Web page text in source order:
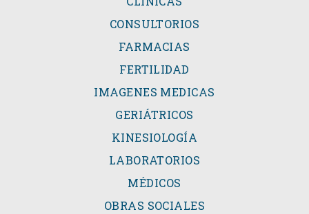
CONSULTORIOS
FARMACIAS
FERTILIDAD
IMAGENES MEDICAS
GERIÁTRICOS
KINESIOLOGÍA
LABORATORIOS
MÉDICOS
OBRAS SOCIALES